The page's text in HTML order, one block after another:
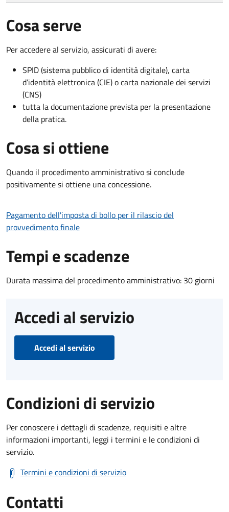
Cosa serve
Per accedere al servizio, assicurati di avere:
SPID (sistema pubblico di identità digitale), carta
d’identità elettronica (CIE) o carta nazionale dei servizi
(CNS)
tutta la documentazione prevista per la presentazione
della pratica.
Cosa si ottiene
Quando il procedimento amministrativo si conclude
positivamente si ottiene una concessione.
Pagamento dell'imposta di bollo per il rilascio del
provvedimento finale
Tempi e scadenze
Durata massima del procedimento amministrativo: 30 giorni
Accedi al servizio
Accedi al servizio
Condizioni di servizio
Per conoscere i dettagli di scadenze, requisiti e altre
informazioni importanti, leggi i termini e le condizioni di
servizio.
Termini e condizioni di servizio
Contatti